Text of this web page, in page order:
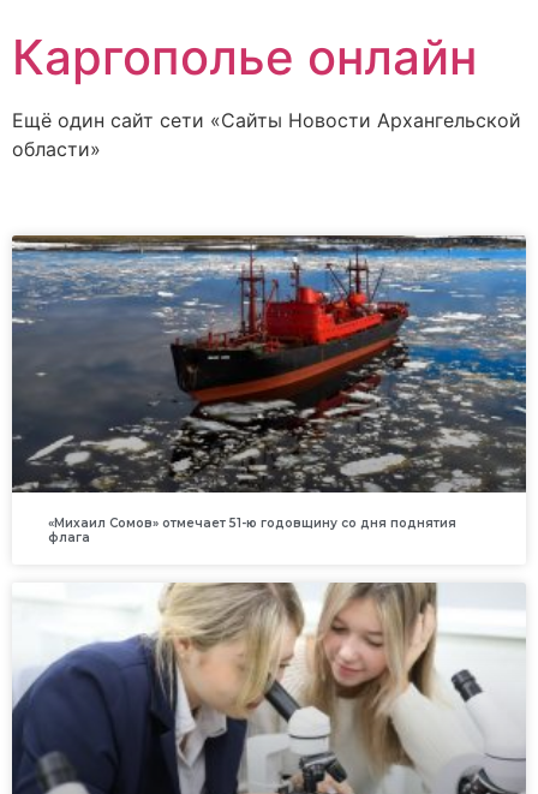
Каргополье онлайн
Ещё один сайт сети «Сайты Новости Архангельской
области»
«Михаил Сомов» отмечает 51-ю годовщину со дня поднятия
флага